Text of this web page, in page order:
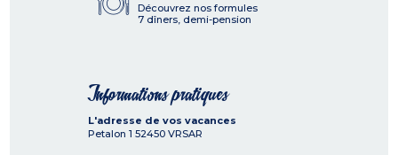
Découvrez nos formules
7 dîners, demi-pension
Informations pratiques
L'adresse de vos vacances
Petalon 1 52450 VRSAR